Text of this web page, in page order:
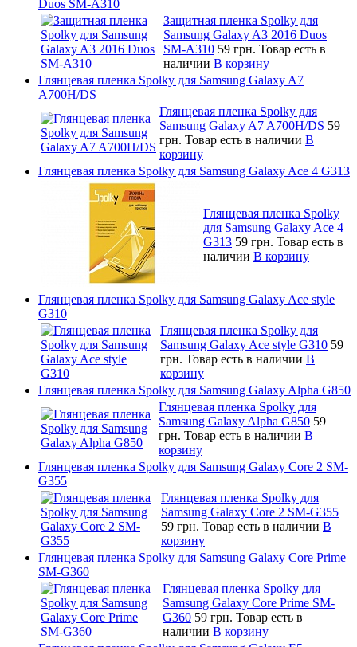
Duos SM-A310
Защитная пленка Spolky для
Samsung Galaxy A3 2016 Duos
SM-A310 59 грн. Товар есть в
наличии В корзину
Глянцевая пленка Spolky для Samsung Galaxy A7
A700H/DS
Глянцевая пленка Spolky для
Samsung Galaxy A7 A700H/DS 59
грн. Товар есть в наличии В
корзину
Глянцевая пленка Spolky для Samsung Galaxy Ace 4 G313
Глянцевая пленка Spolky
для Samsung Galaxy Ace 4
G313 59 грн. Товар есть в
наличии В корзину
Глянцевая пленка Spolky для Samsung Galaxy Ace style
G310
Глянцевая пленка Spolky для
Samsung Galaxy Ace style G310 59
грн. Товар есть в наличии В
корзину
Глянцевая пленка Spolky для Samsung Galaxy Alpha G850
Глянцевая пленка Spolky для
Samsung Galaxy Alpha G850 59
грн. Товар есть в наличии В
корзину
Глянцевая пленка Spolky для Samsung Galaxy Core 2 SM-
G355
Глянцевая пленка Spolky для
Samsung Galaxy Core 2 SM-G355
59 грн. Товар есть в наличии В
корзину
Глянцевая пленка Spolky для Samsung Galaxy Core Prime
SM-G360
Глянцевая пленка Spolky для
Samsung Galaxy Core Prime SM-
G360 59 грн. Товар есть в
наличии В корзину